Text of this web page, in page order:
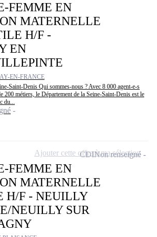
FEMME EN
MATERNELLE
H/F -
EN
EN-FRANCE
Saint-Denis Qui sommes-nous ? Avec 8 000 agent-e-s
200 métiers, le Département de la Seine-Saint-Denis est le
du...
FEMME EN
MATERNELLE
H/F - NEUILLY
NEUILLY SUR
CDINon renseigné
Ajouter cette offre à ma sélection